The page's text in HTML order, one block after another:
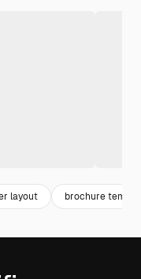
layout brochure